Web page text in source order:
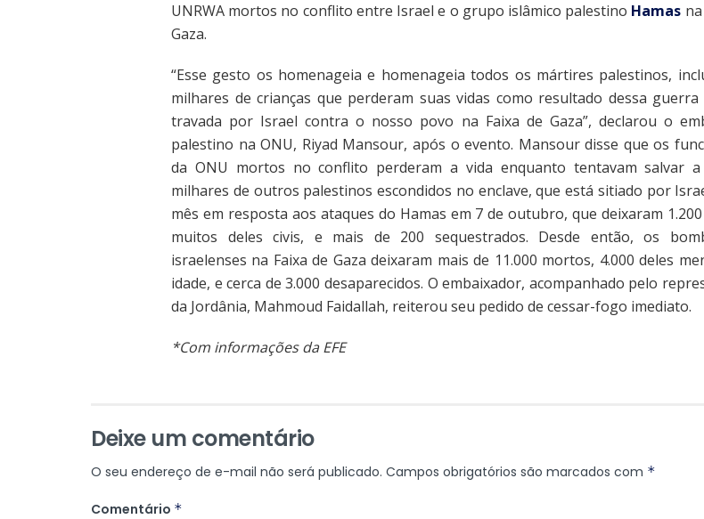
UNRWA mortos no conflito entre Israel e o grupo islâmico palestino Hamas
Gaza.
“Esse gesto os homenageia e homenageia todos os mártires palestinos,
milhares de crianças que perderam suas vidas como resultado dessa
travada por Israel contra o nosso povo na Faixa de Gaza”, declarou o
palestino na ONU, Riyad Mansour, após o evento. Mansour disse que os
da ONU mortos no conflito perderam a vida enquanto tentavam salvar
milhares de outros palestinos escondidos no enclave, que está sitiado por
mês em resposta aos ataques do Hamas em 7 de outubro, que deixaram
muitos deles civis, e mais de 200 sequestrados. Desde então, os
israelenses na Faixa de Gaza deixaram mais de 11.000 mortos, 4.000 deles
idade, e cerca de 3.000 desaparecidos. O embaixador, acompanhado pelo
da Jordânia, Mahmoud Faidallah, reiterou seu pedido de cessar-fogo imediato.
*Com informações da EFE
Deixe um comentário
O seu endereço de e-mail não será publicado. Campos obrigatórios são marcados com *
Comentário *